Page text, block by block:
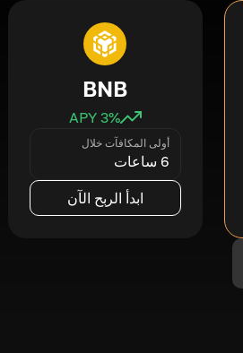
BNB
3% APY
أولى المكافآت خلال
6 ساعات
ابدأ الربح الآن